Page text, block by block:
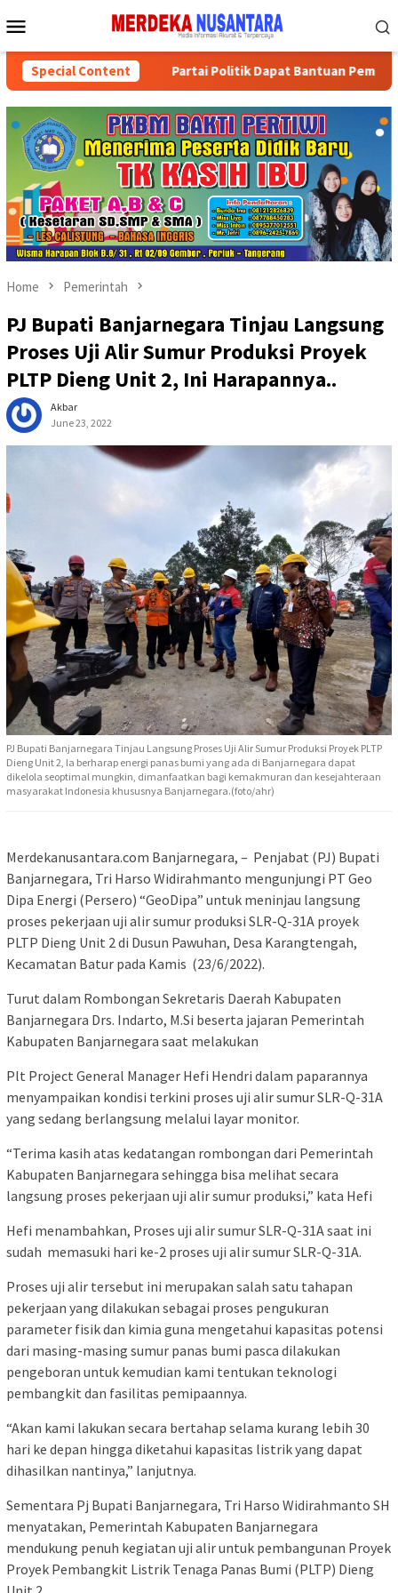
to
Menu
Special Content
Sosial Partai Politik Dapat Bantuan Pemprov Kalsel
Home Pemerintah
PJ Bupati Banjarnegara Tinjau Langsung
Proses Uji Alir Sumur Produksi Proyek
PLTP Dieng Unit 2, Ini Harapannya..
Akbar
June 23, 2022
PJ Bupati Banjarnegara Tinjau Langsung Proses Uji Alir Sumur Produksi Proyek PLTP
Dieng Unit 2, Ia berharap energi panas bumi yang ada di Banjarnegara dapat
dikelola seoptimal mungkin, dimanfaatkan bagi kemakmuran dan kesejahteraan
masyarakat Indonesia khususnya Banjarnegara.(foto/ahr)
Merdekanusantara.com Banjarnegara, – Penjabat (PJ) Bupati
Banjarnegara, Tri Harso Widirahmanto mengunjungi PT Geo
Dipa Energi (Persero) “GeoDipa” untuk meninjau langsung
proses pekerjaan uji alir sumur produksi SLR-Q-31A proyek
PLTP Dieng Unit 2 di Dusun Pawuhan, Desa Karangtengah,
Kecamatan Batur pada Kamis (23/6/2022).
Turut dalam Rombongan Sekretaris Daerah Kabupaten
Banjarnegara Drs. Indarto, M.Si beserta jajaran Pemerintah
Kabupaten Banjarnegara saat melakukan
Plt Project General Manager Hefi Hendri dalam paparannya
menyampaikan kondisi terkini proses uji alir sumur SLR-Q-31A
yang sedang berlangsung melalui layar monitor.
“Terima kasih atas kedatangan rombongan dari Pemerintah
Kabupaten Banjarnegara sehingga bisa melihat secara
langsung proses pekerjaan uji alir sumur produksi,” kata Hefi
Hefi menambahkan, Proses uji alir sumur SLR-Q-31A saat ini
sudah memasuki hari ke-2 proses uji alir sumur SLR-Q-31A.
Proses uji alir tersebut ini merupakan salah satu tahapan
pekerjaan yang dilakukan sebagai proses pengukuran
parameter fisik dan kimia guna mengetahui kapasitas potensi
dari masing-masing sumur panas bumi pasca dilakukan
pengeboran untuk kemudian kami tentukan teknologi
pembangkit dan fasilitas pemipaannya.
“Akan kami lakukan secara bertahap selama kurang lebih 30
hari ke depan hingga diketahui kapasitas listrik yang dapat
dihasilkan nantinya,” lanjutnya.
Sementara Pj Bupati Banjarnegara, Tri Harso Widirahmanto SH
menyatakan, Pemerintah Kabupaten Banjarnegara
mendukung penuh kegiatan uji alir untuk pembangunan Proyek
Proyek Pembangkit Listrik Tenaga Panas Bumi (PLTP) Dieng